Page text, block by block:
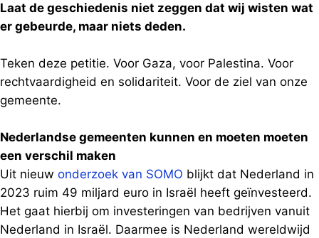
Laat de geschiedenis niet zeggen dat wij wisten wat
er gebeurde, maar niets deden.
Teken deze petitie. Voor Gaza, voor Palestina. Voor
rechtvaardigheid en solidariteit. Voor de ziel van onze
gemeente.
Nederlandse gemeenten kunnen en moeten moeten
een verschil maken
Uit nieuw onderzoek van SOMO blijkt dat Nederland in
2023 ruim 49 miljard euro in Israël heeft geïnvesteerd.
Het gaat hierbij om investeringen van bedrijven vanuit
Nederland in Israël. Daarmee is Nederland wereldwijd